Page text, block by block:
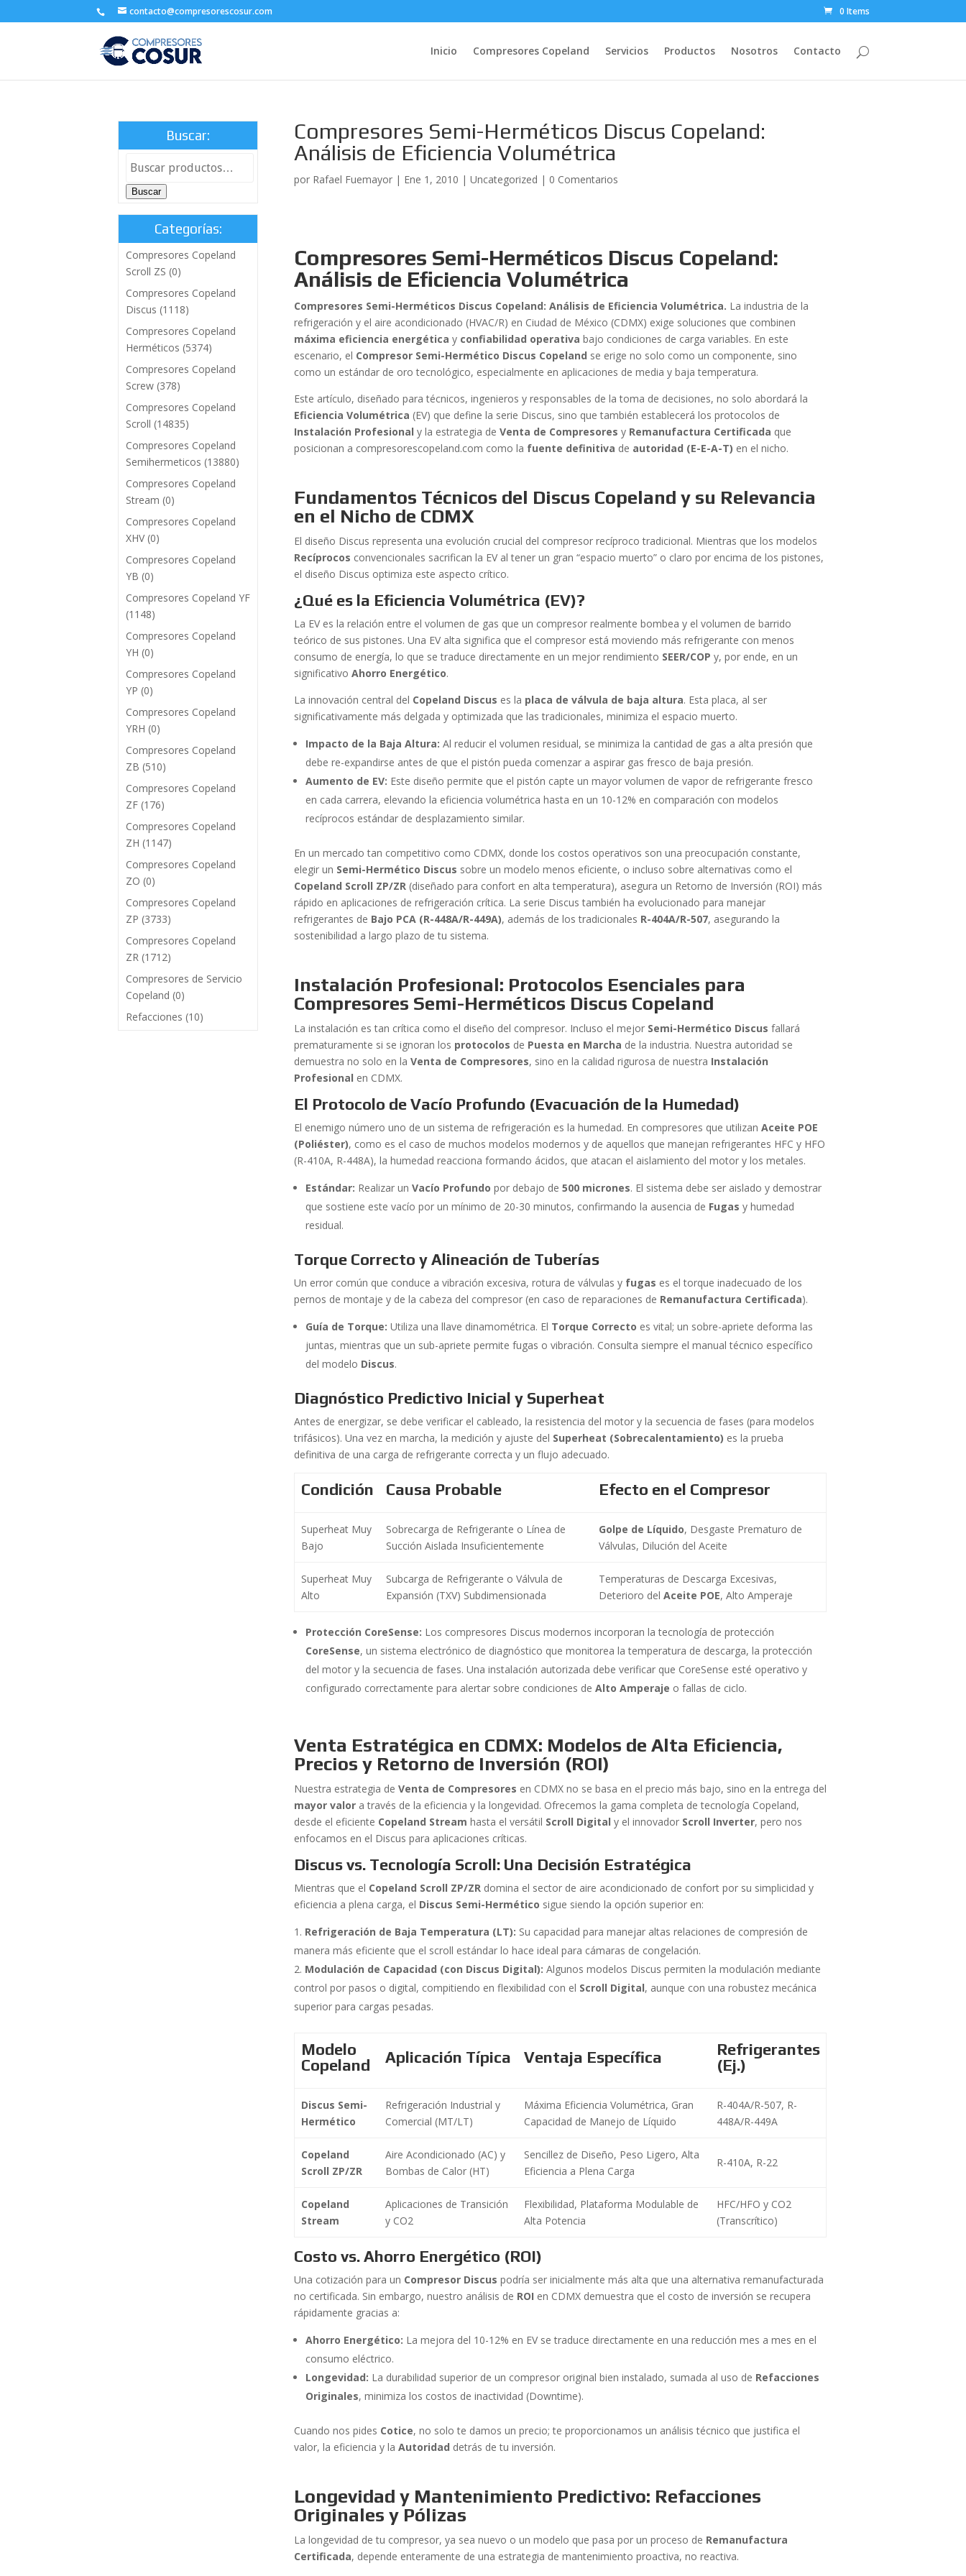
contacto@compresorescosur.com 0 Items
Inicio Compresores Copeland Servicios Productos Nosotros Contacto
Compresores Semi-Herméticos Discus Copeland:
Análisis de Eficiencia Volumétrica
por Rafael Fuemayor | Ene 1, 2010 |Uncategorized | 0 Comentarios
Compresores Semi-Herméticos Discus Copeland:
Análisis de Eficiencia Volumétrica
Compresores Semi-Herméticos Discus Copeland: Análisis de Eficiencia Volumétrica. La industria de la
refrigeración y el aire acondicionado (HVAC/R) en Ciudad de México (CDMX) exige soluciones que combinen
máxima eficiencia energética y confiabilidad operativa bajo condiciones de carga variables. En este
escenario, el Compresor Semi-Hermético Discus Copeland se erige no solo como un componente, sino
como un estándar de oro tecnológico, especialmente en aplicaciones de media y baja temperatura.
Este artículo, diseñado para técnicos, ingenieros y responsables de la toma de decisiones, no solo abordará la
Eficiencia Volumétrica (EV) que define la serie Discus, sino que también establecerá los protocolos de
Instalación Profesional y la estrategia deVenta de Compresores y Remanufactura Certificada que
posicionan a compresorescopeland.com como la fuente definitiva de autoridad (E-E-A-T) en el nicho.
Fundamentos Técnicos del Discus Copeland y su Relevancia
en el Nicho de CDMX
El diseño Discus representa una evolución crucial del compresor recíproco tradicional. Mientras que los modelos
Recíprocos convencionales sacrifican la EV al tener un gran “espacio muerto” o claro por encima de los pistones,
el diseño Discus optimiza este aspecto crítico.
¿Qué es la Eficiencia Volumétrica (EV)?
La EV es la relación entre el volumen de gas que un compresor realmente bombea y el volumen de barrido
teórico de sus pistones. Una EV alta significa que el compresor está moviendo más refrigerante con menos
consumo de energía, lo que se traduce directamente en un mejor rendimiento SEER/COP y, por ende, en un
significativoAhorro Energético.
La innovación central del Copeland Discus es la placa de válvula de baja altura. Esta placa, al ser
significativamente más delgada y optimizada que las tradicionales, minimiza el espacio muerto.
Impacto de la Baja Altura: Al reducir el volumen residual, se minimiza la cantidad de gas a alta presión que
debe re-expandirse antes de que el pistón pueda comenzar a aspirar gas fresco de baja presión.
Aumento de EV: Este diseño permite que el pistón capte un mayor volumen de vapor de refrigerante fresco
en cada carrera, elevando la eficiencia volumétrica hasta en un 10-12% en comparación con modelos
recíprocos estándar de desplazamiento similar.
En un mercado tan competitivo como CDMX, donde los costos operativos son una preocupación constante,
elegir un Semi-Hermético Discus sobre un modelo menos eficiente, o incluso sobre alternativas como el
Copeland Scroll ZP/ZR (diseñado para confort en alta temperatura), asegura un Retorno de Inversión (ROI) más
rápido en aplicaciones de refrigeración crítica. La serie Discus también ha evolucionado para manejar
refrigerantes de Bajo PCA (R-448A/R-449A), además de los tradicionales R-404A/R-507, asegurando la
sostenibilidad a largo plazo de tu sistema.
Instalación Profesional: Protocolos Esenciales para
Compresores Semi-Herméticos Discus Copeland
La instalación es tan crítica como el diseño del compresor. Incluso el mejor Semi-Hermético Discus fallará
prematuramente si se ignoran los protocolos de Puesta en Marcha de la industria. Nuestra autoridad se
demuestra no solo en laVenta de Compresores, sino en la calidad rigurosa de nuestra Instalación
Profesional en CDMX.
El Protocolo de Vacío Profundo (Evacuación de la Humedad)
El enemigo número uno de un sistema de refrigeración es la humedad. En compresores que utilizanAceite POE
(Poliéster), como es el caso de muchos modelos modernos y de aquellos que manejan refrigerantes HFC y HFO
(R-410A, R-448A), la humedad reacciona formando ácidos, que atacan el aislamiento del motor y los metales.
Estándar: Realizar unVacío Profundo por debajo de500 micrones. El sistema debe ser aislado y demostrar
que sostiene este vacío por un mínimo de 20-30 minutos, confirmando la ausencia de Fugas y humedad
residual.
Torque Correcto y Alineación de Tuberías
Un error común que conduce a vibración excesiva, rotura de válvulas y fugas es el torque inadecuado de los
pernos de montaje y de la cabeza del compresor (en caso de reparaciones de Remanufactura Certificada).
Guía de Torque: Utiliza una llave dinamométrica. El Torque Correcto es vital; un sobre-apriete deforma las
juntas, mientras que un sub-apriete permite fugas o vibración. Consulta siempre el manual técnico específico
del modelo Discus.
Diagnóstico Predictivo Inicial y Superheat
Antes de energizar, se debe verificar el cableado, la resistencia del motor y la secuencia de fases (para modelos
trifásicos). Una vez en marcha, la medición y ajuste del Superheat (Sobrecalentamiento) es la prueba
definitiva de una carga de refrigerante correcta y un flujo adecuado.
Condición Causa Probable Efecto en el Compresor
Superheat Muy
Bajo
Sobrecarga de Refrigerante o Línea de
Succión Aislada Insuficientemente
Golpe de Líquido, Desgaste Prematuro de
Válvulas, Dilución del Aceite
Superheat Muy
Alto
Subcarga de Refrigerante o Válvula de
Expansión (TXV) Subdimensionada
Temperaturas de Descarga Excesivas,
Deterioro del Aceite POE, Alto Amperaje
Protección CoreSense: Los compresores Discus modernos incorporan la tecnología de protección
CoreSense, un sistema electrónico de diagnóstico que monitorea la temperatura de descarga, la protección
del motor y la secuencia de fases. Una instalación autorizada debe verificar que CoreSense esté operativo y
configurado correctamente para alertar sobre condiciones deAlto Amperaje o fallas de ciclo.
Venta Estratégica en CDMX: Modelos de Alta Eficiencia,
Precios y Retorno de Inversión (ROI)
Nuestra estrategia deVenta de Compresores en CDMX no se basa en el precio más bajo, sino en la entrega del
mayor valor a través de la eficiencia y la longevidad. Ofrecemos la gama completa de tecnología Copeland,
desde el eficiente Copeland Stream hasta el versátil Scroll Digital y el innovador Scroll Inverter, pero nos
enfocamos en el Discus para aplicaciones críticas.
Discus vs. Tecnología Scroll: Una Decisión Estratégica
Mientras que el Copeland Scroll ZP/ZR domina el sector de aire acondicionado de confort por su simplicidad y
eficiencia a plena carga, el Discus Semi-Hermético sigue siendo la opción superior en:
Refrigeración de Baja Temperatura (LT): Su capacidad para manejar altas relaciones de compresión de
manera más eficiente que el scroll estándar lo hace ideal para cámaras de congelación.
Modulación de Capacidad (con Discus Digital): Algunos modelos Discus permiten la modulación mediante
control por pasos o digital, compitiendo en flexibilidad con el Scroll Digital, aunque con una robustez mecánica
superior para cargas pesadas.
Modelo
Copeland
Aplicación Típica Ventaja Específica
Refrigerantes
(Ej.)
Discus Semi-
Hermético
Refrigeración Industrial y
Comercial (MT/LT)
Máxima Eficiencia Volumétrica, Gran
Capacidad de Manejo de Líquido
R-404A/R-507, R-
448A/R-449A
Copeland
Scroll ZP/ZR
Aire Acondicionado (AC) y
Bombas de Calor (HT)
Sencillez de Diseño, Peso Ligero, Alta
Eficiencia a Plena Carga
R-410A, R-22
Copeland
Stream
Aplicaciones de Transición
y CO2
Flexibilidad, Plataforma Modulable de
Alta Potencia
HFC/HFO y CO2
(Transcrítico)
Costo vs. Ahorro Energético (ROI)
Una cotización para un Compresor Discus podría ser inicialmente más alta que una alternativa remanufacturada
no certificada. Sin embargo, nuestro análisis de ROI en CDMX demuestra que el costo de inversión se recupera
rápidamente gracias a:
Ahorro Energético: La mejora del 10-12% en EV se traduce directamente en una reducción mes a mes en el
consumo eléctrico.
Longevidad: La durabilidad superior de un compresor original bien instalado, sumada al uso de Refacciones
Originales, minimiza los costos de inactividad (Downtime).
Cuando nos pides Cotice, no solo te damos un precio; te proporcionamos un análisis técnico que justifica el
valor, la eficiencia y laAutoridad detrás de tu inversión.
Longevidad y Mantenimiento Predictivo: Refacciones
Originales y Pólizas
La longevidad de tu compresor, ya sea nuevo o un modelo que pasa por un proceso de Remanufactura
Certificada, depende enteramente de una estrategia de mantenimiento proactiva, no reactiva.
Buscar:
Buscar
Categorías:
Compresores Copeland
Scroll ZS (0)
Compresores Copeland
Discus (1118)
Compresores Copeland
Herméticos (5374)
Compresores Copeland
Screw (378)
Compresores Copeland
Scroll (14835)
Compresores Copeland
Semihermeticos (13880)
Compresores Copeland
Stream (0)
Compresores Copeland
XHV (0)
Compresores Copeland
YB (0)
Compresores Copeland YF
(1148)
Compresores Copeland
YH (0)
Compresores Copeland
YP (0)
Compresores Copeland
YRH (0)
Compresores Copeland
ZB (510)
Compresores Copeland
ZF (176)
Compresores Copeland
ZH (1147)
Compresores Copeland
ZO (0)
Compresores Copeland
ZP (3733)
Compresores Copeland
ZR (1712)
Compresores de Servicio
Copeland (0)
Refacciones (10)